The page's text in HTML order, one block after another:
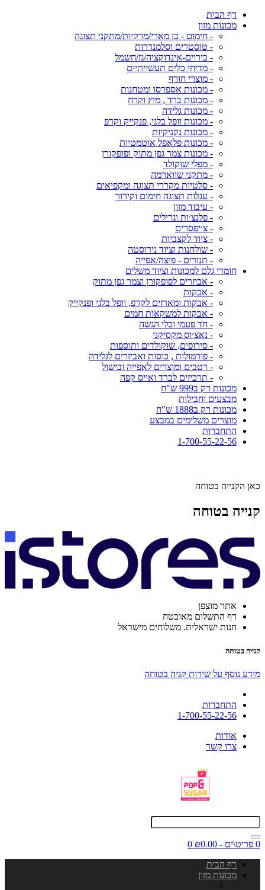
דף הבית
מכונות מזון
- חימום - בן מארי/מרקיות/מתקני תצוגה
- טוסטרים וסלמנדרות
- כיריים-אינדוקציה/גז/חשמל
- מדיחי כלים תעשייתיים
- מוצרי חורף
- מכונות אספרסו ומטחנות
- מכונות ברד , מיץ וקרח
- מכונות גלידה
- מכונות וופל בלגי, פנקייק וקרפ
- מכונות נקניקיות
- מכונות פלאפל אוטמטיות
- מכונות צמר גפן מתוק ופופקורן
- מפלי שוקולד
- מתקני שווארמה
- סלטיות מקררי תצוגה ומקפיאים
- עגלות תצוגה חימום וקירור
- עיבוד מזון
- פלנצ׳ות וגרילים
- צ׳יפסרים
- ציוד לקצביות
- שולחנות וציוד נירוסטה
- תנורים - פיצה/אפייה
חומרי גלם למכונות וציוד משלים
- אביזרים לפופקורן וצמר גפן מתוק
- אבקות
- אבקות ומארזים לקרפ, וופל בלגי ופנקייק
- אבקות למשקאות חמים
- חד פעמי וכלי הגשה
- נאצ׳וס מקסיקני
- סירופים, שוקולדים ותוספות
- פורמולות , כוסות ואביזרים לגלידה
- רטבים ומוצרים לאפייה ובישול
- תרכיזים לברד ואייס קפה
מכונות רק ב999 ש"ח
מבצעים וחבילות
מכונות רק ב1888 ש"ח
מוצרים משלימים במבצע
התחברות
1-700-55-22-56
כאן הקנייה בטוחה
קנייה בטוחה
אתר מוצפן
דף התשלום מאובטח
חנות ישראלית. משלוחים מישראל
קנייה בטוחה
מידע נוסף על שירות קניה בטוחה
התחברות
1-700-55-22-56
אודות
צרו קשר
0 פריט\ים - ₪0.00
0
דף הבית
מכונות מזון